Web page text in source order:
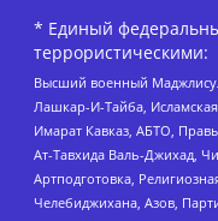
* Единый
террористическими:
Высший военный
Лашкар-И-Тайба,
Имарат Кавказ, АБТО,
Ат-Тавхида Валь-Джихад,
Артподготовка,
Челебиджихана, Азов,